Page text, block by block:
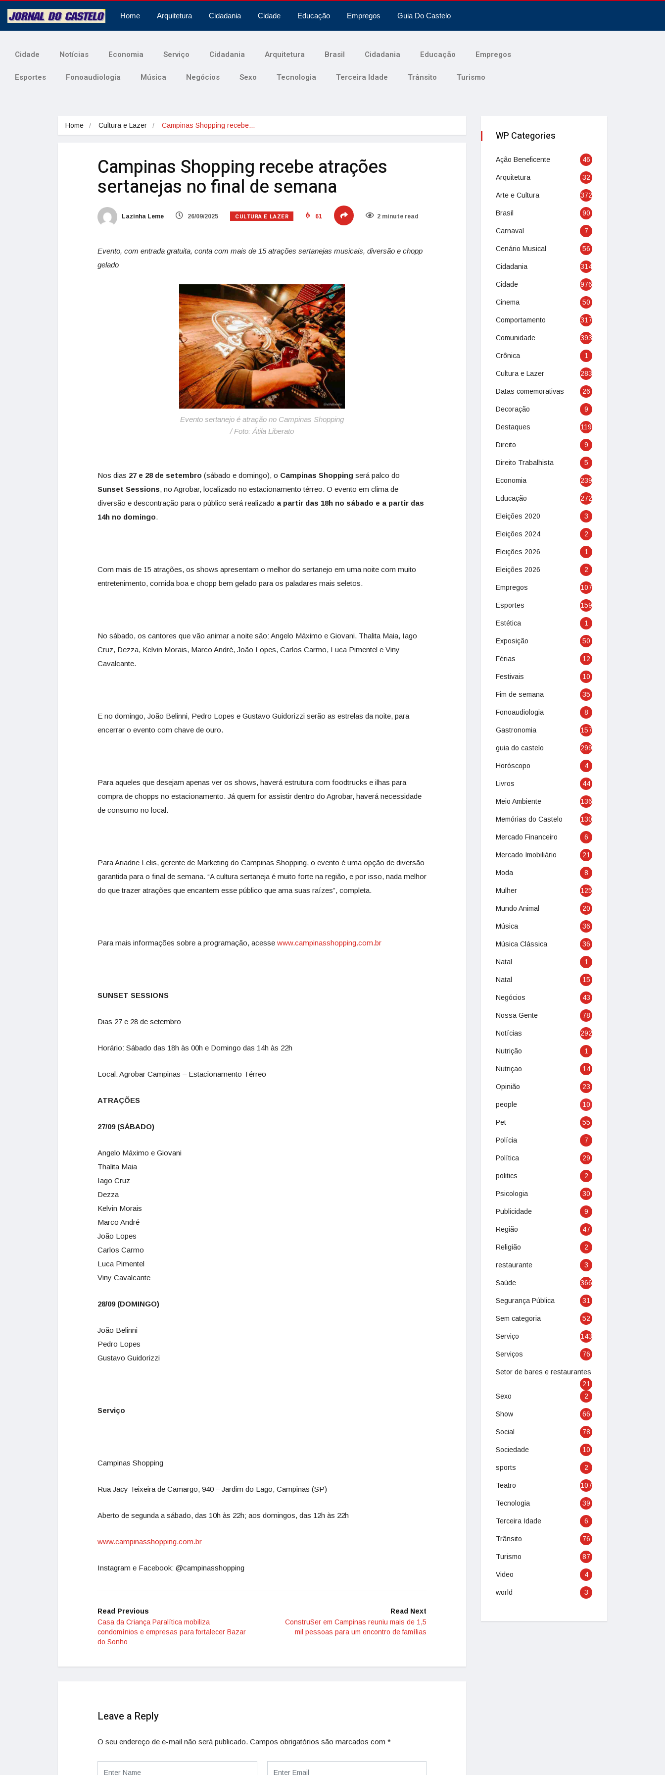
Home Arquitetura Cidadania Cidade Educação Empregos Guia Do Castelo
Cidade Notícias Economia Serviço Cidadania Arquitetura Brasil Cidadania Educação Empregos
Esportes Fonoaudiologia Música Negócios Sexo Tecnologia Terceira Idade Trânsito Turismo
Home Cultura e Lazer Campinas Shopping recebe…
Campinas Shopping recebe atrações
sertanejas no final de semana
Lazinha Leme 26/09/2025 CULTURA E LAZER 61 2 minute read
Evento, com entrada gratuita, conta com mais de 15 atrações sertanejas musicais, diversão e chopp
gelado
Evento sertanejo é atração no Campinas Shopping
/ Foto: Átila Liberato
Nos dias 27 e 28 de setembro (sábado e domingo), o Campinas Shopping será palco do
Sunset Sessions, no Agrobar, localizado no estacionamento térreo. O evento em clima de
diversão e descontração para o público será realizado a partir das 18h no sábado e a partir das
14h no domingo.
Com mais de 15 atrações, os shows apresentam o melhor do sertanejo em uma noite com muito
entretenimento, comida boa e chopp bem gelado para os paladares mais seletos.
No sábado, os cantores que vão animar a noite são: Angelo Máximo e Giovani, Thalita Maia, Iago
Cruz, Dezza, Kelvin Morais, Marco André, João Lopes, Carlos Carmo, Luca Pimentel e Viny
Cavalcante.
E no domingo, João Belinni, Pedro Lopes e Gustavo Guidorizzi serão as estrelas da noite, para
encerrar o evento com chave de ouro.
Para aqueles que desejam apenas ver os shows, haverá estrutura com foodtrucks e ilhas para
compra de chopps no estacionamento. Já quem for assistir dentro do Agrobar, haverá necessidade
de consumo no local.
Para Ariadne Lelis, gerente de Marketing do Campinas Shopping, o evento é uma opção de diversão
garantida para o final de semana. “A cultura sertaneja é muito forte na região, e por isso, nada melhor
do que trazer atrações que encantem esse público que ama suas raízes”, completa.
Para mais informações sobre a programação, acesse www.campinasshopping.com.br
SUNSET SESSIONS
Dias 27 e 28 de setembro
Horário: Sábado das 18h às 00h e Domingo das 14h às 22h
Local: Agrobar Campinas – Estacionamento Térreo
ATRAÇÕES
27/09 (SÁBADO)
Angelo Máximo e Giovani
Thalita Maia
Iago Cruz
Dezza
Kelvin Morais
Marco André
João Lopes
Carlos Carmo
Luca Pimentel
Viny Cavalcante
28/09 (DOMINGO)
João Belinni
Pedro Lopes
Gustavo Guidorizzi
Serviço
Campinas Shopping
Rua Jacy Teixeira de Camargo, 940 – Jardim do Lago, Campinas (SP)
Aberto de segunda a sábado, das 10h às 22h; aos domingos, das 12h às 22h
www.campinasshopping.com.br
Instagram e Facebook: @campinasshopping
Read Previous
Casa da Criança Paralítica mobiliza
condomínios e empresas para fortalecer Bazar
do Sonho
Read Next
ConstruSer em Campinas reuniu mais de 1,5
mil pessoas para um encontro de famílias
Leave a Reply
O seu endereço de e-mail não será publicado. Campos obrigatórios são marcados com *
WP Categories
Ação Beneficente 46
Arquitetura 32
Arte e Cultura 372
Brasil 90
Carnaval 7
Cenário Musical 56
Cidadania 314
Cidade 976
Cinema 50
Comportamento 317
Comunidade 393
Crônica 1
Cultura e Lazer 283
Datas comemorativas 26
Decoração 9
Destaques 119
Direito 9
Direito Trabalhista 5
Economia 239
Educação 272
Eleições 2020 3
Eleições 2024 2
Eleições 2026 1
Eleições 2026 2
Empregos 107
Esportes 159
Estética 1
Exposição 50
Férias 12
Festivais 10
Fim de semana 35
Fonoaudiologia 8
Gastronomia 157
guia do castelo 299
Horóscopo 4
Livros 44
Meio Ambiente 136
Memórias do Castelo 130
Mercado Financeiro 6
Mercado Imobiliário 21
Moda 8
Mulher 125
Mundo Animal 20
Música 36
Música Clássica 36
Natal 1
Natal 15
Negócios 43
Nossa Gente 78
Notícias 292
Nutrição 1
Nutriçao 14
Opinião 23
people 10
Pet 55
Polícia 7
Política 29
politics 2
Psicologia 30
Publicidade 9
Região 47
Religião 2
restaurante 3
Saúde 366
Segurança Pública 31
Sem categoria 52
Serviço 143
Serviços 76
Setor de bares e restaurantes
21
Sexo
2
Show 66
Social 78
Sociedade 10
sports 2
Teatro 107
Tecnologia 39
Terceira Idade 6
Trânsito 76
Turismo 87
Video 4
world 3